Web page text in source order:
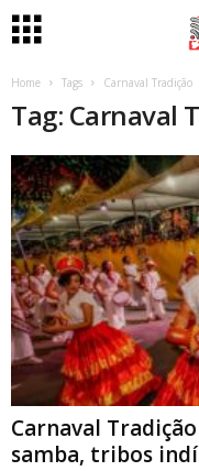
Home Tags Carnaval Tradição
Tag: Carnaval
Carnaval
samba, tribos